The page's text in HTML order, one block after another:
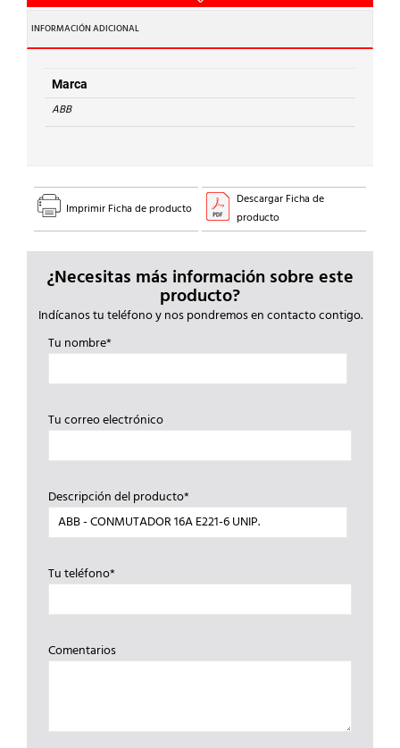
16A
E221-
6
UNIP.
cantidad
INFORMACIÓN ADICIONAL
Marca
ABB
Imprimir Ficha de producto
Descargar Ficha de
producto
¿Necesitas más información sobre este
producto?
Indícanos tu teléfono y nos pondremos en contacto contigo.
Tu nombre*
Tu correo electrónico
Descripción del producto*
Tu teléfono*
Comentarios